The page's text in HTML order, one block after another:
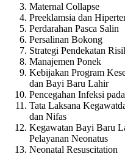
Maternal Collapse
Preeklamsia dan
Perdarahan Pasca Salin
Persalinan Bokong
Strategi Pendekatan
Manajemen Ponek
Kebijakan Program
dan Bayi Baru Lahir
Pencegahan Infeksi
Tata Laksana
dan Nifas
Kegawatan Bayi Baru
Pelayanan Neonatus
Neonatal Resuscitation